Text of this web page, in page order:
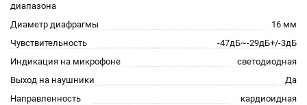
диапазона
Диаметр диафрагмы
16 мм
Чувствительность
-47дБ~-29дБ+/-3дБ
Индикация на микрофоне
светодиодная
Выход на наушники
Да
Направленность
кардиоидная